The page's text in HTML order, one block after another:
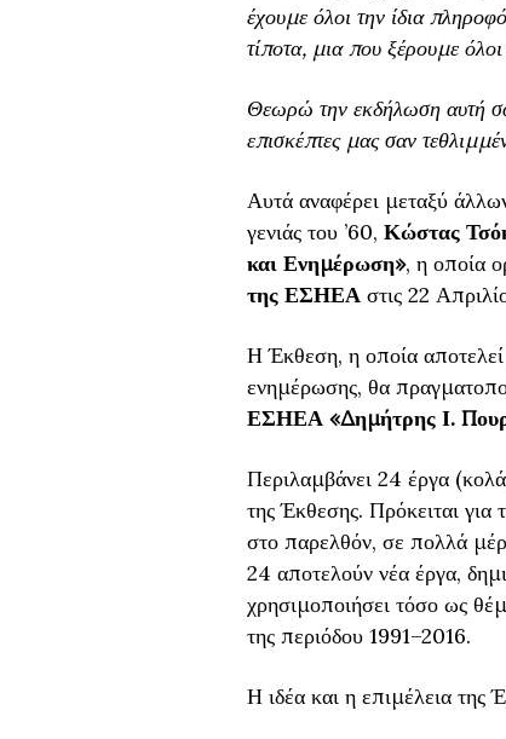
έχουμε όλοι την ίδια
τίποτα, μια που ξέρουμε όλοι
Θεωρώ την εκδήλωση αυτή
επισκέπτες μας σαν
Αυτά αναφέρει μεταξύ
γενιάς του ’60, Κώστας
και Ενημέρωση», η οποία
της ΕΣΗΕΑστις 22
Η Έκθεση, η οποία αποτελεί
ενημέρωσης, θα
ΕΣΗΕΑ «Δημήτρης Ι.
Περιλαμβάνει 24 έργα
της Έκθεσης. Πρόκειται για
στο παρελθόν, σε πολλά
24 αποτελούν νέα έργα,
χρησιμοποιήσει τόσο ως
της περιόδου 1991–2016.
Η ιδέα και η επιμέλεια της